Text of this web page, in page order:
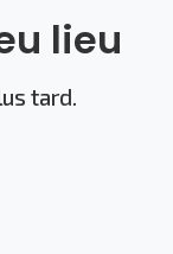
lieu
tard.